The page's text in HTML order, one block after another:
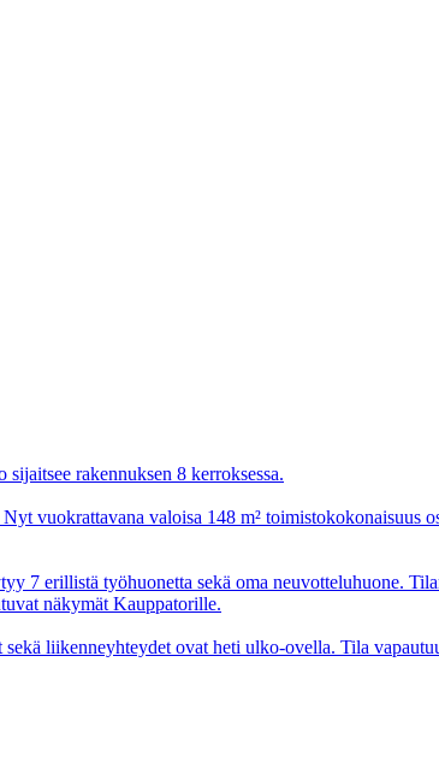
rakennuksen 8 kerroksessa.
vuokrattavana valoisa 148 m² toimistokokonaisuus
7 erillistä työhuonetta sekä oma neuvotteluhuone.
näkymät Kauppatorille.
liikenneyhteydet ovat heti ulko-ovella. Tila